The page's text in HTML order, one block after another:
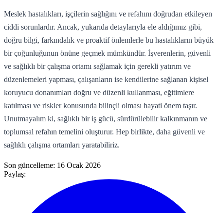
Meslek hastalıkları, işçilerin sağlığını ve refahını doğrudan etkileyen
ciddi sorunlardır. Ancak, yukarıda detaylarıyla ele aldığımız gibi,
doğru bilgi, farkındalık ve proaktif önlemlerle bu hastalıkların büyük
bir çoğunluğunun önüne geçmek mümkündür. İşverenlerin, güvenli
ve sağlıklı bir çalışma ortamı sağlamak için gerekli yatırım ve
düzenlemeleri yapması, çalışanların ise kendilerine sağlanan kişisel
koruyucu donanımları doğru ve düzenli kullanması, eğitimlere
katılması ve riskler konusunda bilinçli olması hayati önem taşır.
Unutmayalım ki, sağlıklı bir iş gücü, sürdürülebilir kalkınmanın ve
toplumsal refahın temelini oluşturur. Hep birlikte, daha güvenli ve
sağlıklı çalışma ortamları yaratabiliriz.
Son güncelleme: 16 Ocak 2026
Paylaş: